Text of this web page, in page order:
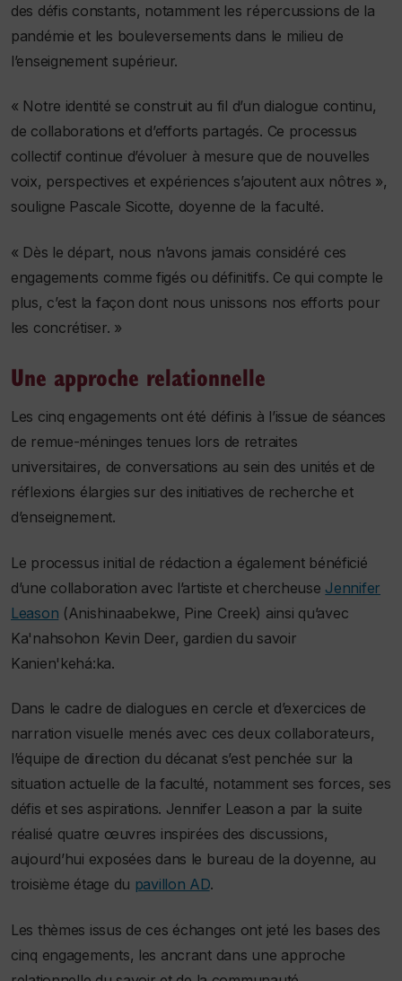
des défis constants, notamment les répercussions de la
pandémie et les bouleversements dans le milieu de
l’enseignement supérieur.
« Notre identité se construit au fil d’un dialogue continu,
de collaborations et d’efforts partagés. Ce processus
collectif continue d’évoluer à mesure que de nouvelles
voix, perspectives et expériences s’ajoutent aux nôtres »,
souligne Pascale Sicotte, doyenne de la faculté.
« Dès le départ, nous n’avons jamais considéré ces
engagements comme figés ou définitifs. Ce qui compte le
plus, c’est la façon dont nous unissons nos efforts pour
les concrétiser. »
Une approche relationnelle
Les cinq engagements ont été définis à l’issue de séances
de remue-méninges tenues lors de retraites
universitaires, de conversations au sein des unités et de
réflexions élargies sur des initiatives de recherche et
d’enseignement.
Le processus initial de rédaction a également bénéficié
d’une collaboration avec l’artiste et chercheuse Jennifer
Leason (Anishinaabekwe, Pine Creek) ainsi qu’avec
Ka'nahsohon Kevin Deer, gardien du savoir
Kanien'kehá:ka.
Dans le cadre de dialogues en cercle et d’exercices de
narration visuelle menés avec ces deux collaborateurs,
l’équipe de direction du décanat s’est penchée sur la
situation actuelle de la faculté, notamment ses forces, ses
défis et ses aspirations. Jennifer Leason a par la suite
réalisé quatre œuvres inspirées des discussions,
aujourd’hui exposées dans le bureau de la doyenne, au
troisième étage du pavillon AD.
Les thèmes issus de ces échanges ont jeté les bases des
cinq engagements, les ancrant dans une approche